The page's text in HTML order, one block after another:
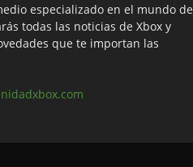
especializado en el mundo de
todas las noticias de Xbox y
que te importan las